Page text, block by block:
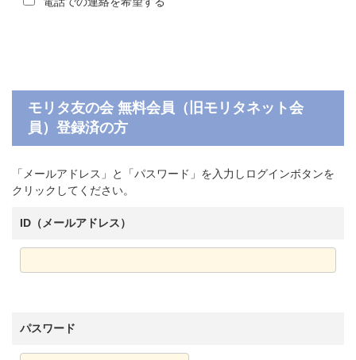
モリタ友の会 無料会員（旧モリタネット会
員）登録済の方
「メールアドレス」と「パスワード」を入力しログインボタンを
クリックしてください。
ID（メールアドレス）
パスワード